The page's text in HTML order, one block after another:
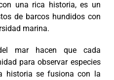
una rica historia, es un
de barcos hundidos con
marina.
mar hacen que cada
para observar especies
historia se fusiona con la